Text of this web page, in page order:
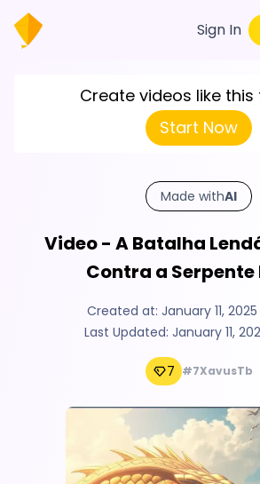
Sign In
Create videos like
Start Now
Made withAI
Video - A Batalha
Contra a Serpente
Created at: January 11, 2025
Last Updated: January 11,
7 #7XavusTb